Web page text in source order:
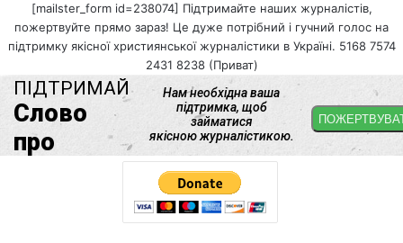
[mailster_form id=238074] Підтримайте наших журналістів,
пожертвуйте прямо зараз! Це дуже потрібний і гучний голос на
підтримку якісної християнської журналістики в Україні. 5168 7574
2431 8238 (Приват)